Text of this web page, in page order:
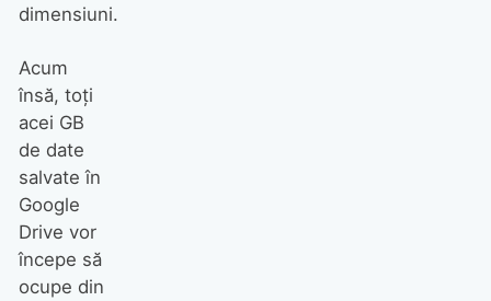
dimensiuni.
Acum
însă, toți
acei GB
de date
salvate în
Google
Drive vor
începe să
ocupe din